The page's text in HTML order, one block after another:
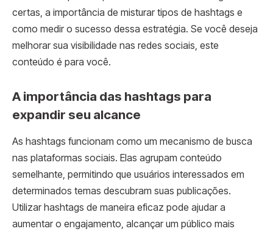
certas, a importância de misturar tipos de hashtags e
como medir o sucesso dessa estratégia. Se você deseja
melhorar sua visibilidade nas redes sociais, este
conteúdo é para você.
A importância das hashtags para
expandir seu alcance
As hashtags funcionam como um mecanismo de busca
nas plataformas sociais. Elas agrupam conteúdo
semelhante, permitindo que usuários interessados em
determinados temas descubram suas publicações.
Utilizar hashtags de maneira eficaz pode ajudar a
aumentar o engajamento, alcançar um público mais